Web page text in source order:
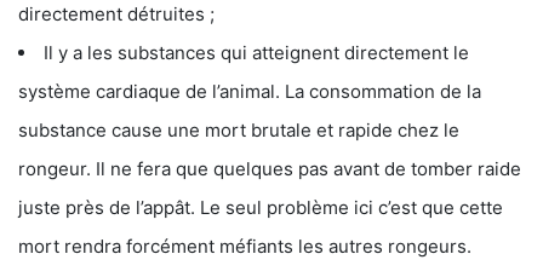
directement détruites ;
Il y a les substances qui atteignent directement le
système cardiaque de l’animal. La consommation de la
substance cause une mort brutale et rapide chez le
rongeur. Il ne fera que quelques pas avant de tomber raide
juste près de l’appât. Le seul problème ici c’est que cette
mort rendra forcément méfiants les autres rongeurs.